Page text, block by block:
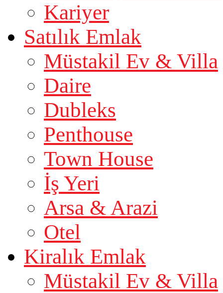
Kariyer
Satılık Emlak
Müstakil Ev & Villa
Daire
Dubleks
Penthouse
Town House
İş Yeri
Arsa & Arazi
Otel
Kiralık Emlak
Müstakil Ev & Villa